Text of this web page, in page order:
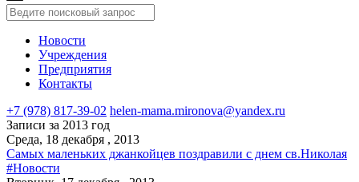
Новости
Учреждения
Предприятия
Контакты
+7 (978) 817-39-02 helen-mama.mironova@yandex.ru
Записи за 2013 год
Среда, 18 декабря , 2013
Самых маленьких джанкойцев поздравили с днем св.Николая
#Новости